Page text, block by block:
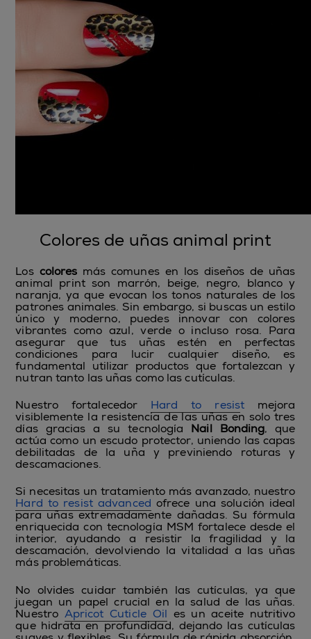
Colores de uñas animal print
Los colores más comunes en los diseños de uñas
animal print son marrón, beige, negro, blanco y
naranja, ya que evocan los tonos naturales de los
patrones animales. Sin embargo, si buscas un estilo
único y moderno, puedes innovar con colores
vibrantes como azul, verde o incluso rosa. Para
asegurar que tus uñas estén en perfectas
condiciones para lucir cualquier diseño, es
fundamental utilizar productos que fortalezcan y
nutran tanto las uñas como las cutículas.
Nuestro fortalecedor Hard to resist mejora
visiblemente la resistencia de las uñas en solo tres
días gracias a su tecnología Nail Bonding, que
actúa como un escudo protector, uniendo las capas
debilitadas de la uña y previniendo roturas y
descamaciones.
Si necesitas un tratamiento más avanzado, nuestro
Hard to resist advanced ofrece una solución ideal
para uñas extremadamente dañadas. Su fórmula
enriquecida con tecnología MSM fortalece desde el
interior, ayudando a resistir la fragilidad y la
descamación, devolviendo la vitalidad a las uñas
más problemáticas.
No olvides cuidar también las cutículas, ya que
juegan un papel crucial en la salud de las uñas.
Nuestro Apricot Cuticle Oil es un aceite nutritivo
que hidrata en profundidad, dejando las cutículas